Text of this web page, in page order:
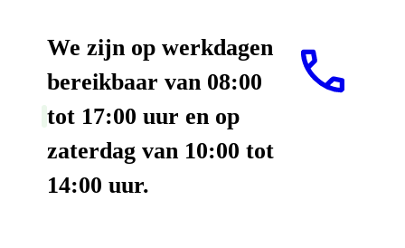
We zijn op werkdagen
bereikbaar van 08:00
tot 17:00 uur en op
zaterdag van 10:00 tot
14:00 uur.